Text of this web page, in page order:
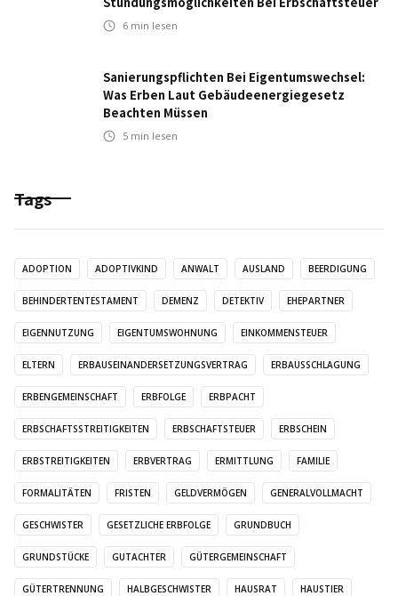
6 min lesen
Sanierungspflichten Bei Eigentumswechsel:
Was Erben Laut Gebäudeenergiegesetz
Beachten Müssen
5 min lesen
Tags
ADOPTION ADOPTIVKIND ANWALT AUSLAND BEERDIGUNG
BEHINDERTENTESTAMENT DEMENZ DETEKTIV EHEPARTNER
EIGENNUTZUNG EIGENTUMSWOHNUNG EINKOMMENSTEUER
ELTERN ERBAUSEINANDERSETZUNGSVERTRAG ERBAUSSCHLAGUNG
ERBENGEMEINSCHAFT ERBFOLGE ERBPACHT
ERBSCHAFTSSTREITIGKEITEN ERBSCHAFTSTEUER ERBSCHEIN
ERBSTREITIGKEITEN ERBVERTRAG ERMITTLUNG FAMILIE
FORMALITÄTEN FRISTEN GELDVERMÖGEN GENERALVOLLMACHT
GESCHWISTER GESETZLICHE ERBFOLGE GRUNDBUCH
GRUNDSTÜCKE GUTACHTER GÜTERGEMEINSCHAFT
GÜTERTRENNUNG HALBGESCHWISTER HAUSRAT HAUSTIER